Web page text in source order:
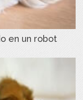
en un robot